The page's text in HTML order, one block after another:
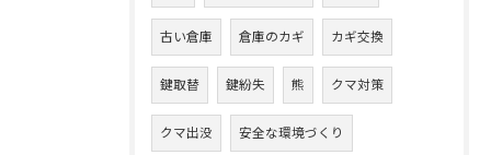
古い倉庫 倉庫のカギ カギ交換
鍵取替 鍵紛失 熊 クマ対策
クマ出没 安全な環境づくり